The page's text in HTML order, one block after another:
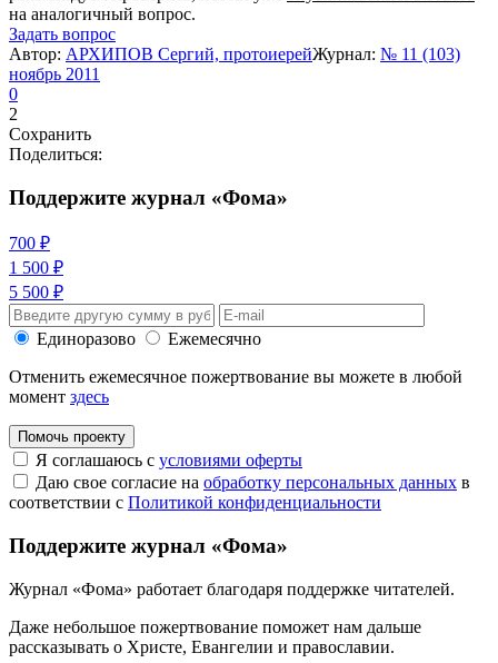
на аналогичный вопрос.
Задать вопрос
Автор: АРХИПОВ Сергий, протоиерейЖурнал: № 11 (103)
ноябрь 2011
0
2
Сохранить
Поделиться:
Поддержите журнал «Фома»
700 ₽
1 500 ₽
5 500 ₽
Единоразово
Ежемесячно
Отменить ежемесячное пожертвование вы можете в любой
момент здесь
Помочь проекту
Я соглашаюсь с условиями оферты
Даю свое согласие на обработку персональных данных в
соответствии с Политикой конфиденциальности
Поддержите журнал «Фома»
Журнал «Фома» работает благодаря поддержке читателей.
Даже небольшое пожертвование поможет нам дальше
рассказывать о Христе, Евангелии и православии.